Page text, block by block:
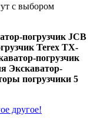
с выбором
погрузчик JCB
Terex TX-
погрузчик
Экскаватор-
погрузчики 5
другое!